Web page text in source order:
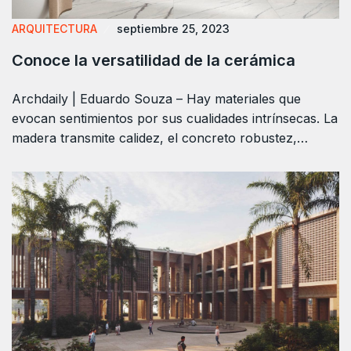
ARQUITECTURA septiembre 25, 2023
Conoce la versatilidad de la cerámica
Archdaily | Eduardo Souza – Hay materiales que
evocan sentimientos por sus cualidades intrínsecas. La
madera transmite calidez, el concreto robustez,…